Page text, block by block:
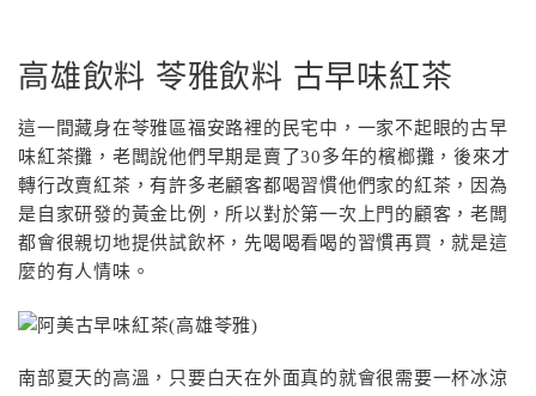
高雄飲料 苓雅飲料 古早味紅茶
這一間藏身在苓雅區福安路裡的民宅中，一家不起眼的古早
味紅茶攤，老闆說他們早期是賣了30多年的檳榔攤，後來才
轉行改賣紅茶，有許多老顧客都喝習慣他們家的紅茶，因為
是自家研發的黃金比例，所以對於第一次上門的顧客，老闆
都會很親切地提供試飲杯，先喝喝看喝的習慣再買，就是這
麼的有人情味。
南部夏天的高溫，只要白天在外面真的就會很需要一杯冰涼